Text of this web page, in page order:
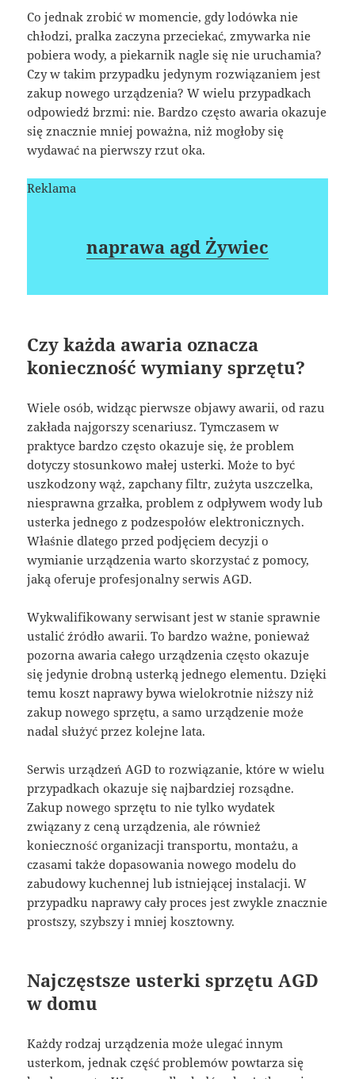
Co jednak zrobić w momencie, gdy lodówka nie
chłodzi, pralka zaczyna przeciekać, zmywarka nie
pobiera wody, a piekarnik nagle się nie uruchamia?
Czy w takim przypadku jedynym rozwiązaniem jest
zakup nowego urządzenia? W wielu przypadkach
odpowiedź brzmi: nie. Bardzo często awaria okazuje
się znacznie mniej poważna, niż mogłoby się
wydawać na pierwszy rzut oka.
Reklama
naprawa agd Żywiec
Czy każda awaria oznacza
konieczność wymiany sprzętu?
Wiele osób, widząc pierwsze objawy awarii, od razu
zakłada najgorszy scenariusz. Tymczasem w
praktyce bardzo często okazuje się, że problem
dotyczy stosunkowo małej usterki. Może to być
uszkodzony wąż, zapchany filtr, zużyta uszczelka,
niesprawna grzałka, problem z odpływem wody lub
usterka jednego z podzespołów elektronicznych.
Właśnie dlatego przed podjęciem decyzji o
wymianie urządzenia warto skorzystać z pomocy,
jaką oferuje profesjonalny serwis AGD.
Wykwalifikowany serwisant jest w stanie sprawnie
ustalić źródło awarii. To bardzo ważne, ponieważ
pozorna awaria całego urządzenia często okazuje
się jedynie drobną usterką jednego elementu. Dzięki
temu koszt naprawy bywa wielokrotnie niższy niż
zakup nowego sprzętu, a samo urządzenie może
nadal służyć przez kolejne lata.
Serwis urządzeń AGD to rozwiązanie, które w wielu
przypadkach okazuje się najbardziej rozsądne.
Zakup nowego sprzętu to nie tylko wydatek
związany z ceną urządzenia, ale również
konieczność organizacji transportu, montażu, a
czasami także dopasowania nowego modelu do
zabudowy kuchennej lub istniejącej instalacji. W
przypadku naprawy cały proces jest zwykle znacznie
prostszy, szybszy i mniej kosztowny.
Najczęstsze usterki sprzętu AGD
w domu
Każdy rodzaj urządzenia może ulegać innym
usterkom, jednak część problemów powtarza się